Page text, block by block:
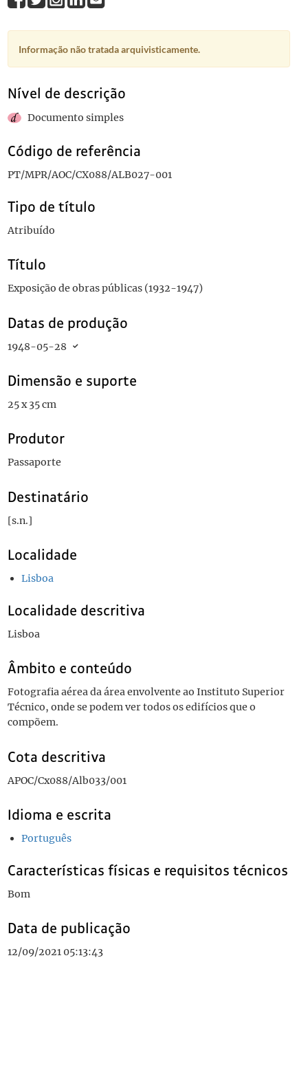
Informação não tratada arquivisticamente.
Nível de descrição
Documento simples
Código de referência
PT/MPR/AOC/CX088/ALB027-001
Tipo de título
Atribuído
Título
Exposição de obras públicas (1932-1947)
Datas de produção
1948-05-28
Dimensão e suporte
25 x 35 cm
Produtor
Passaporte
Destinatário
[s.n.]
Localidade
Lisboa
Localidade descritiva
Lisboa
Âmbito e conteúdo
Fotografia aérea da área envolvente ao Instituto Superior
Técnico, onde se podem ver todos os edifícios que o
compõem.
Cota descritiva
APOC/Cx088/Alb033/001
Idioma e escrita
Português
Características físicas e requisitos técnicos
Bom
Data de publicação
12/09/2021 05:13:43